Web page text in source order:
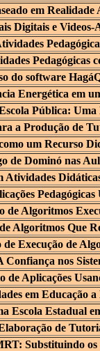
em
Digitais e
Pedagógicas
do software
Energética em
Pública: Uma
a Produção de
um Recurso
de Dominó nas
Atividades
de Algoritmos
Algoritmos Que
Execução de
Confiança nos
de Aplicações
em Educação
Escola Estadual
de
Substituindo